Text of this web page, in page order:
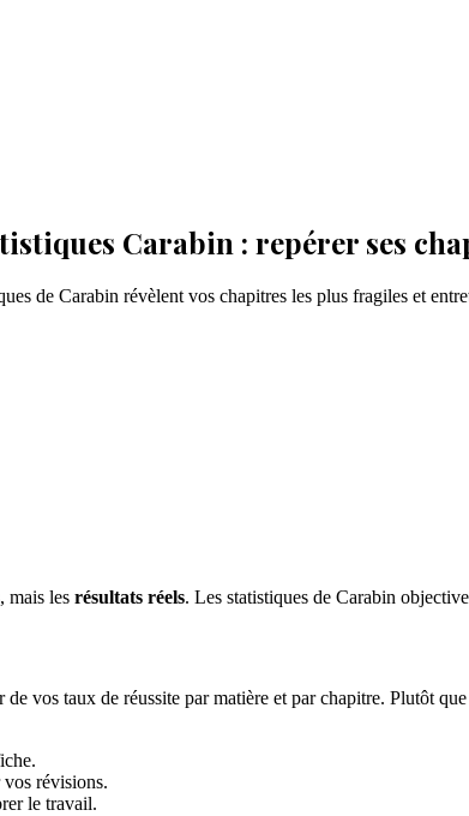
Carabin : repérer ses
de Carabin révèlent vos chapitres les plus fragiles et
mais les résultats réels. Les statistiques de Carabin
de vos taux de réussite par matière et par chapitre. Plutôt
révisions.
le travail.